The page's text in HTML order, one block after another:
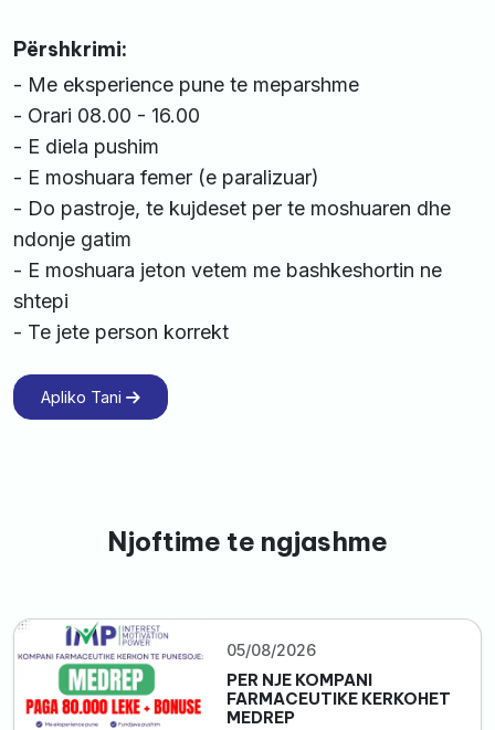
Përshkrimi:
- Me eksperience pune te meparshme
- Orari 08.00 - 16.00
- E diela pushim
- E moshuara femer (e paralizuar)
- Do pastroje, te kujdeset per te moshuaren dhe
ndonje gatim
- E moshuara jeton vetem me bashkeshortin ne
shtepi
- Te jete person korrekt
Apliko Tani
Njoftime te ngjashme
05/08/2026
PER NJE KOMPANI
FARMACEUTIKE KERKOHET
MEDREP